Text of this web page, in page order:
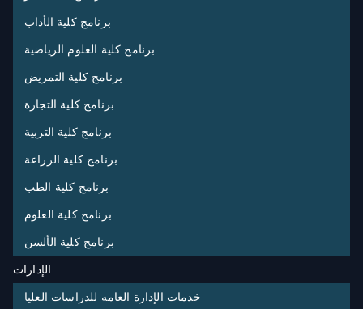
برنامج كلية الأداب
برنامج كلية العلوم الرياضية
برنامج كلية التمريض
برنامج كلية التجارة
برنامج كلية التربية
برنامج كلية الزراعة
برنامج كلية الطب
برنامج كلية العلوم
برنامج كلية الألسن
الإدارات
خدمات الإدارة العامه للدراسات العليا